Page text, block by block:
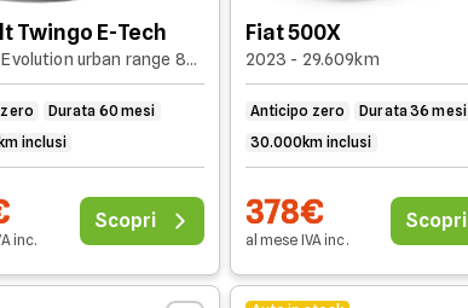
Twingo E-Tech
27,5kWh Evolution urban range 80cv
Durata 60 mesi
inclusi
inc.
Scopri
Fiat 500X
2023 - 29.609km
Anticipo zero
Durata 36 mesi
30.000km inclusi
378€
al mese IVAinc.
Scopri